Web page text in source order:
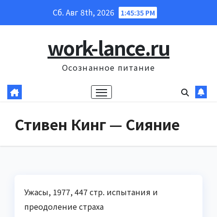
Сб. Авг 8th, 2026 1:45:36 PM
work-lance.ru
Осознанное питание
Стивен Кинг — Сияние
Ужасы, 1977, 447 стр. испытания и
преодоление страха